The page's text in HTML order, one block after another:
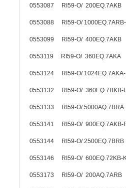
0553087 RI59-O/ 200EQ.7AKB
0553088 RI59-O/
0553099 RI59-O/ 400EQ.7AKB
0553119 RI59-O/ 360EQ.7AKA
0553124 RI59-O/
0553132 RI59-O/
0553133 RI59-O/ 5000AQ.7BRA
0553141 RI59-O/
0553144 RI59-O/
0553146 RI59-O/
0553173 RI59-O/ 200AQ.7ARB